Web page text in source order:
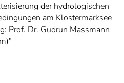
der hydrologischen
am Klostermarksee
Prof. Dr. Gudrun Massmann